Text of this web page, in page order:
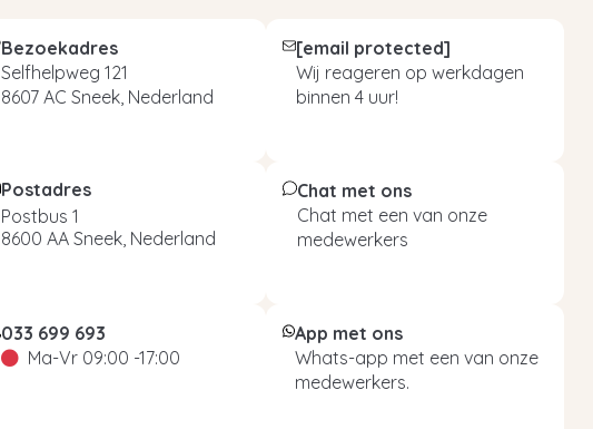
Bezoekadres
Selfhelpweg 121
8607 AC Sneek, Nederland
[email protected]
Wij reageren op werkdagen
binnen 4 uur!
Postadres
Postbus 1
8600 AA Sneek, Nederland
Chat met ons
Chat met een van onze
medewerkers
033 699 693
Ma-Vr 09:00 -17:00
App met ons
Whats-app met een van onze
medewerkers.